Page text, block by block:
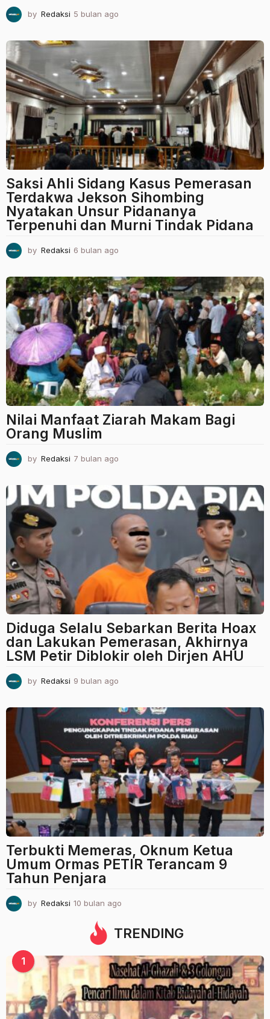
by Redaksi 5 bulan ago
n
g
o
Saksi Ahli Sidang Kasus Pemerasan
Terdakwa Jekson Sihombing
Nyatakan Unsur Pidananya
Terpenuhi dan Murni Tindak Pidana
by Redaksi 6 bulan ago
l
a
n
a
g
o
Nilai Manfaat Ziarah Makam Bagi
Orang Muslim
by Redaksi 7 bulan ago
l
a
n
a
g
o
Diduga Selalu Sebarkan Berita Hoax
dan Lakukan Pemerasan, Akhirnya
LSM Petir Diblokir oleh Dirjen AHU
by Redaksi 9 bulan ago
l
a
n
a
g
o
Terbukti Memeras, Oknum Ketua
Umum Ormas PETIR Terancam 9
Tahun Penjara
by Redaksi 10 bulan ago
b
u
a
n
g
TRENDING
1